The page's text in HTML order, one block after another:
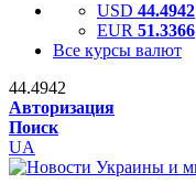
USD 44.4942
EUR 51.3366
Все курсы валют
44.4942
Авторизация
Поиск
UA